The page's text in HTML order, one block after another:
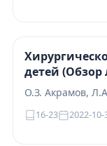
детей (Обзор
О.З. Акрамов,
16-23 2022-10-